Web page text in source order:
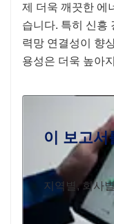
제 더욱 깨끗한 에
습니다. 특히 신흥
력망 연결성이 향
용성은 더욱 높아
이 보고서
지역별, 회사